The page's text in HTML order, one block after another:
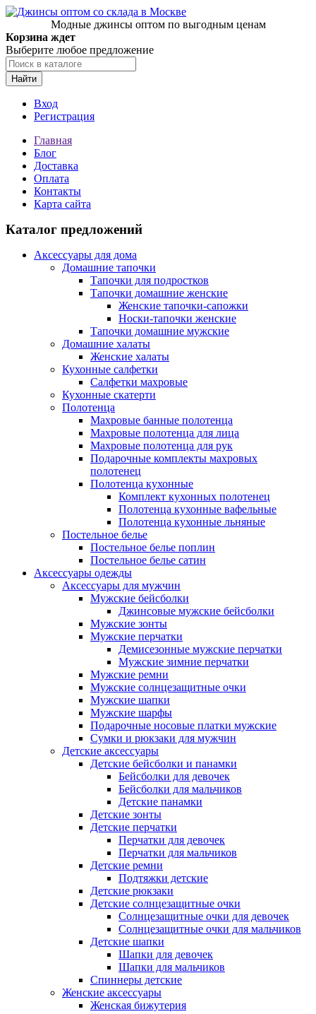
Модные джинсы оптом по выгодным ценам
Корзина ждет
Выберите любое предложение
Найти
Вход
Регистрация
Главная
Блог
Доставка
Оплата
Контакты
Карта сайта
Каталог предложений
Аксессуары для дома
Домашние тапочки
Тапочки для подростков
Тапочки домашние женские
Женские тапочки-сапожки
Носки-тапочки женские
Тапочки домашние мужские
Домашние халаты
Женские халаты
Кухонные салфетки
Салфетки махровые
Кухонные скатерти
Полотенца
Махровые банные полотенца
Махровые полотенца для лица
Махровые полотенца для рук
Подарочные комплекты махровых
полотенец
Полотенца кухонные
Комплект кухонных полотенец
Полотенца кухонные вафельные
Полотенца кухонные льняные
Постельное белье
Постельное белье поплин
Постельное белье сатин
Аксессуары одежды
Аксессуары для мужчин
Мужские бейсболки
Джинсовые мужские бейсболки
Мужские зонты
Мужские перчатки
Демисезонные мужские перчатки
Мужские зимние перчатки
Мужские ремни
Мужские солнцезащитные очки
Мужские шапки
Мужские шарфы
Подарочные носовые платки мужские
Сумки и рюкзаки для мужчин
Детские аксессуары
Детские бейсболки и панамки
Бейсболки для девочек
Бейсболки для мальчиков
Детские панамки
Детские зонты
Детские перчатки
Перчатки для девочек
Перчатки для мальчиков
Детские ремни
Подтяжки детские
Детские рюкзаки
Детские солнцезащитные очки
Солнцезащитные очки для девочек
Солнцезащитные очки для мальчиков
Детские шапки
Шапки для девочек
Шапки для мальчиков
Спиннеры детские
Женские аксессуары
Женская бижутерия